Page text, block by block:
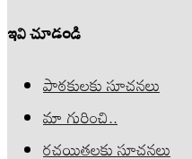
ఇవి చూడండి
పాఠకులకు సూచనలు
మా గురించి..
రచయితలకు సూచనలు